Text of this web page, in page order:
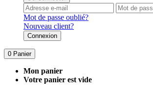
Mot de passe oublié?
Nouveau client?
Connexion
0 Panier
Mon panier
Votre panier est vide